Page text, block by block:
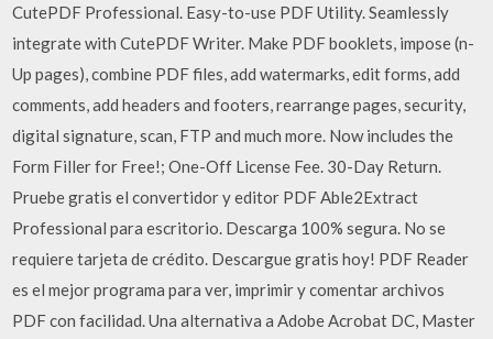
CutePDF Professional. Easy-to-use PDF Utility. Seamlessly
integrate with CutePDF Writer. Make PDF booklets, impose (n-
Up pages), combine PDF files, add watermarks, edit forms, add
comments, add headers and footers, rearrange pages, security,
digital signature, scan, FTP and much more. Now includes the
Form Filler for Free!; One-Off License Fee. 30-Day Return.
Pruebe gratis el convertidor y editor PDF Able2Extract
Professional para escritorio. Descarga 100% segura. No se
requiere tarjeta de crédito. Descargue gratis hoy! PDF Reader
es el mejor programa para ver, imprimir y comentar archivos
PDF con facilidad. Una alternativa a Adobe Acrobat DC, Master